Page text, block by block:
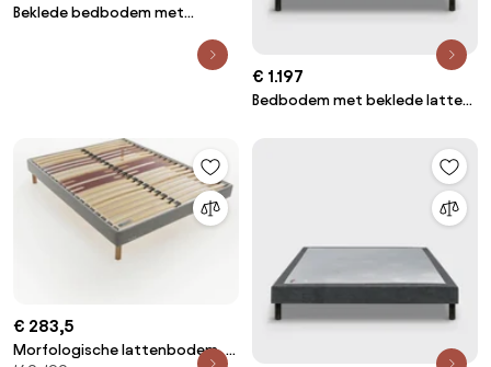
Beklede bedbodem met
€ 1.197
Bedbodem met beklede latten
€ 283,5
Morfologische lattenbodem, 18